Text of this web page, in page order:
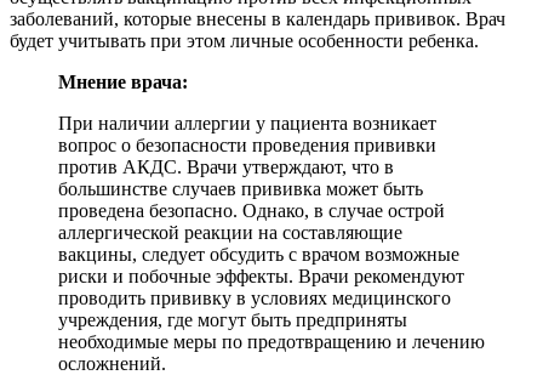
заболеваний, которые внесены в календарь прививок. Врач
будет учитывать при этом личные особенности ребенка.
Мнение врача:
При наличии аллергии у пациента возникает
вопрос о безопасности проведения прививки
против АКДС. Врачи утверждают, что в
большинстве случаев прививка может быть
проведена безопасно. Однако, в случае острой
аллергической реакции на составляющие
вакцины, следует обсудить с врачом возможные
риски и побочные эффекты. Врачи рекомендуют
проводить прививку в условиях медицинского
учреждения, где могут быть предприняты
необходимые меры по предотвращению и лечению
осложнений.